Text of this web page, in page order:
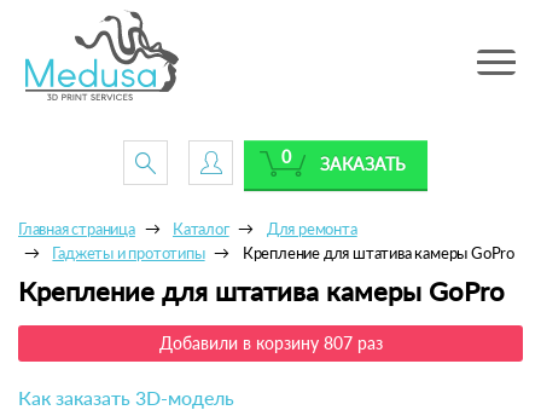
Toggle
ЗАКАЗАТЬ
0
Главная страница Каталог
Для ремонта
Гаджеты и прототипы
Крепление для штатива камеры GoPro
Крепление для штатива камеры GoPro
Добавили в корзину 807 раз
Как заказать 3D-модель